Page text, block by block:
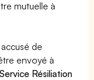
mutuelle à
de
envoyé à
Résiliation